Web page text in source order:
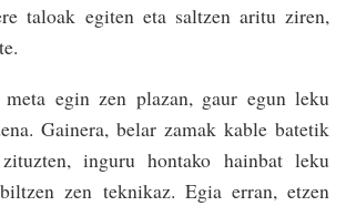
taloak egiten eta sal­tzen aritu ziren,
egin zen plazan, gaur egun leku
Gainera, belar zamak kable batetik
ingu­ru hontako hainbat leku
zen teknikaz. Egia erran, etzen